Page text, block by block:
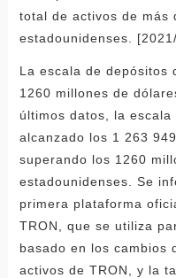
total de activos de más
estadounidenses.
La escala de depósitos
1260 millones de
últimos datos, la
alcanzado los 1 263
superando los 1260
estadounidenses. Se
primera plataforma
TRON, que se utiliza
basado en los cambios
activos de TRON, y la